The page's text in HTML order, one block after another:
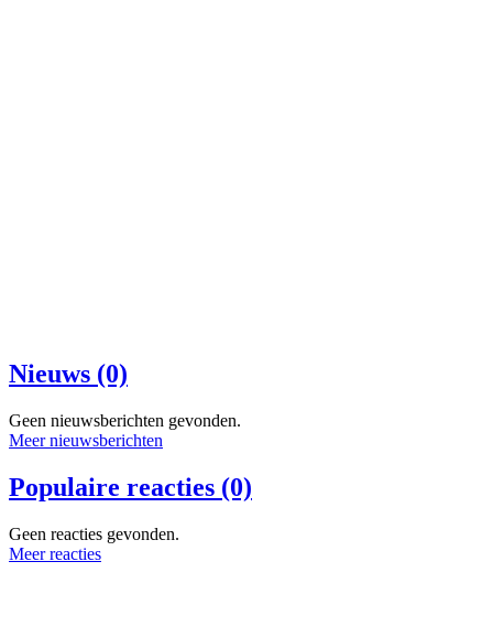
Nieuws (0)
Geen nieuwsberichten gevonden.
Meer nieuwsberichten
Populaire reacties (0)
Geen reacties gevonden.
Meer reacties